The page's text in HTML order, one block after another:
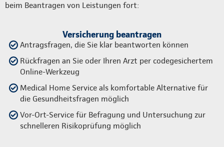
beim Beantragen von Leistungen fort:
Versicherung beantragen
Antragsfragen, die Sie klar beantworten können
Rückfragen an Sie oder Ihren Arzt per codegesichertem
Online-Werkzeug
Medical Home Service als komfortable Alternative für
die Gesundheitsfragen möglich
Vor-Ort-Service für Befragung und Untersuchung zur
schnelleren Risikoprüfung möglich